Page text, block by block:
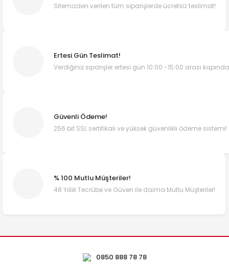
Sitemizden verilen tüm siparişlerde ücretsiz teslimat!
Ertesi Gün Teslimat!
Verdiğiniz siparişler ertesi gün 10:00 -15:00 arası
Güvenli Ödeme!
256 bit SSL sertifikalı ve yüksek güvenlikli ödeme sistemi!
% 100 Mutlu Müşteriler!
48 Yıllık Tecrübe ve Güven ile daima Mutlu Müşteriler!
0850 888 78 78